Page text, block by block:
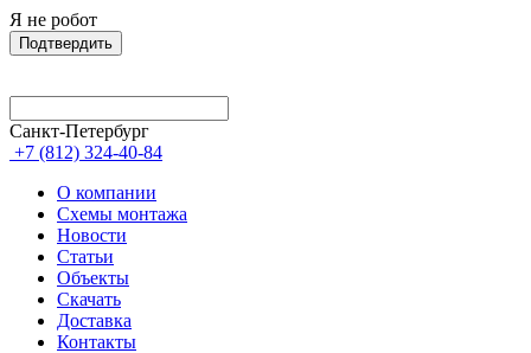
Я не робот
Подтвердить
Санкт-Петербург
+7 (812) 324-40-84
О компании
Схемы монтажа
Новости
Статьи
Объекты
Скачать
Доставка
Контакты